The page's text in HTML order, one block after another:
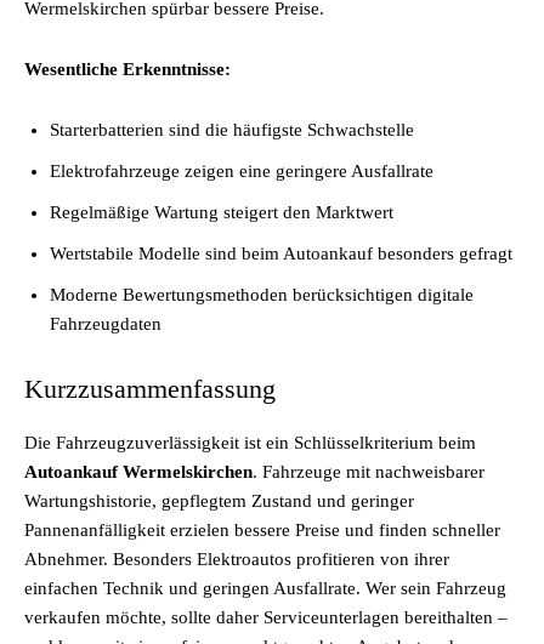
Wermelskirchen spürbar bessere Preise.
Wesentliche Erkenntnisse:
Starterbatterien sind die häufigste Schwachstelle
Elektrofahrzeuge zeigen eine geringere Ausfallrate
Regelmäßige Wartung steigert den Marktwert
Wertstabile Modelle sind beim Autoankauf besonders gefragt
Moderne Bewertungsmethoden berücksichtigen digitale
Fahrzeugdaten
Kurzzusammenfassung
Die Fahrzeugzuverlässigkeit ist ein Schlüsselkriterium beim
Autoankauf Wermelskirchen. Fahrzeuge mit nachweisbarer
Wartungshistorie, gepflegtem Zustand und geringer
Pannenanfälligkeit erzielen bessere Preise und finden schneller
Abnehmer. Besonders Elektroautos profitieren von ihrer
einfachen Technik und geringen Ausfallrate. Wer sein Fahrzeug
verkaufen möchte, sollte daher Serviceunterlagen bereithalten –